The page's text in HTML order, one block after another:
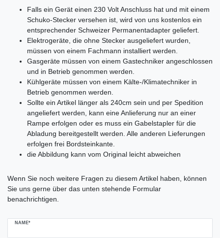
Falls ein Gerät einen 230 Volt Anschluss hat und mit einem
Schuko-Stecker versehen ist, wird von uns kostenlos ein
entsprechender Schweizer Permanentadapter geliefert.
Elektrogeräte, die ohne Stecker ausgeliefert wurden,
müssen von einem Fachmann installiert werden.
Gasgeräte müssen von einem Gastechniker angeschlossen
und in Betrieb genommen werden.
Kühlgeräte müssen von einem Kälte-/Klimatechniker in
Betrieb genommen werden.
Sollte ein Artikel länger als 240cm sein und per Spedition
angeliefert werden, kann eine Anlieferung nur an einer
Rampe erfolgen oder es muss ein Gabelstapler für die
Abladung bereitgestellt werden. Alle anderen Lieferungen
erfolgen frei Bordsteinkante.
die Abbildung kann vom Original leicht abweichen
Wenn Sie noch weitere Fragen zu diesem Artikel haben, können
Sie uns gerne über das unten stehende Formular
benachrichtigen.
NAME*